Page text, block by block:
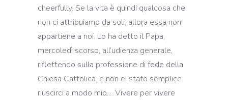
cheerfully. Se la vita è quindi qualcosa che
non ci attribuiamo da soli, allora essa non
appartiene a noi. Lo ha detto il Papa,
mercoledì scorso, all’udienza generale,
riflettendo sulla professione di fede della
Chiesa Cattolica. e non e' stato semplice
riuscirci a modo mio.... Vivere per vivere